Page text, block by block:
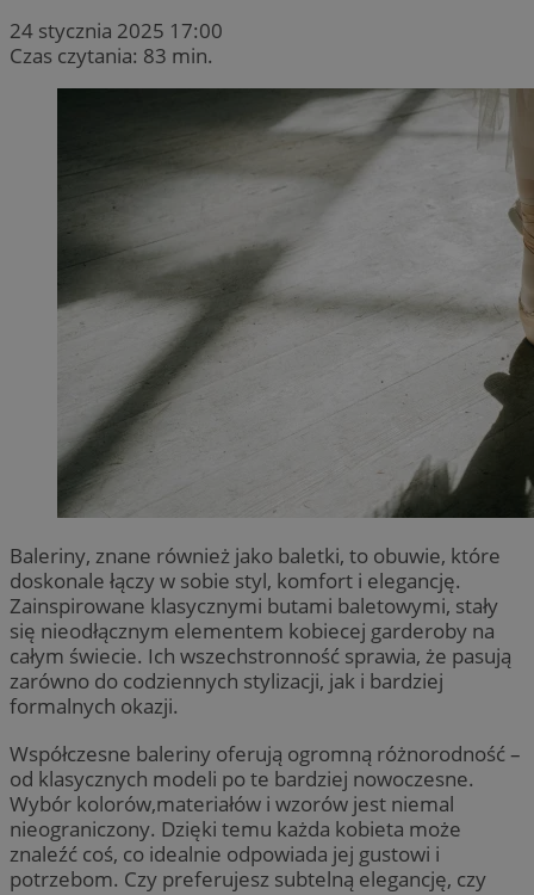
24 stycznia 2025 17:00
Czas czytania: 83 min.
Baleriny, znane również jako baletki, to obuwie, które
doskonale łączy w sobie styl, komfort i elegancję.
Zainspirowane klasycznymi butami baletowymi, stały
się nieodłącznym elementem kobiecej garderoby na
całym świecie. Ich wszechstronność sprawia, że pasują
zarówno do codziennych stylizacji, jak i bardziej
formalnych okazji.
Współczesne baleriny oferują ogromną różnorodność –
od klasycznych modeli po te bardziej nowoczesne.
Wybór kolorów,materiałów i wzorów jest niemal
nieograniczony. Dzięki temu każda kobieta może
znaleźć coś, co idealnie odpowiada jej gustowi i
potrzebom. Czy preferujesz subtelną elegancję, czy